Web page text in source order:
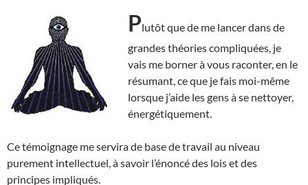
Plutôt que de me lancer dans de
grandes théories compliquées, je
vais me borner à vous raconter, en le
résumant, ce que je fais moi-même
lorsque j’aide les gens à se nettoyer,
énergétiquement.
Ce témoignage me servira de base de travail au niveau
purement intellectuel, à savoir l’énoncé des lois et des
principes impliqués.